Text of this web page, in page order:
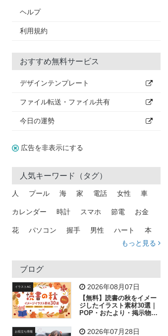
ヘルプ
利用規約
おすすめ無料サービス
デザインテンプレート
ファイル転送・ファイル共有
今日の運勢
広告を非表示にする
人気キーワード（タグ）
人 プール 海 家 電話 女性 車
カレンダー 時計 スマホ 節電 お金
花 パソコン 握手 男性 ハート 本
トラック 木
吹き出し
飛行機 グラフ ビル 魚 家族 書類
歩く 工場 会社 太陽 キラキラ
もっと見る
ブログ
イラストAC 2026年08月07日
【無料】読書の秋をイメー
ジしたイラスト素材30選｜
POP・おたより・掲示物に
お役立ち情報 2026年07月28日